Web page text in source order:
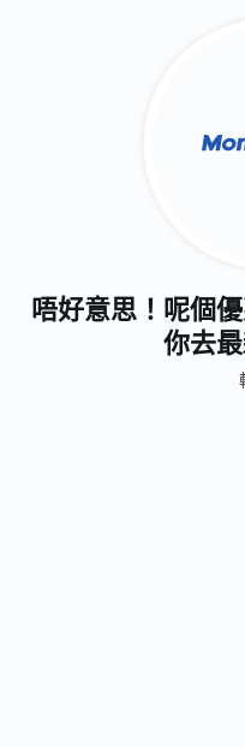
唔好意思！呢個
你去